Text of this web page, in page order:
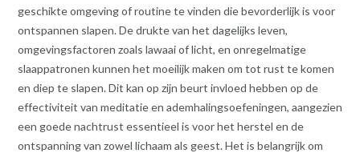
geschikte omgeving of routine te vinden die bevorderlijk is voor
ontspannen slapen. De drukte van het dagelijks leven,
omgevingsfactoren zoals lawaai of licht, en onregelmatige
slaappatronen kunnen het moeilijk maken om tot rust te komen
en diep te slapen. Dit kan op zijn beurt invloed hebben op de
effectiviteit van meditatie en ademhalingsoefeningen, aangezien
een goede nachtrust essentieel is voor het herstel en de
ontspanning van zowel lichaam als geest. Het is belangrijk om